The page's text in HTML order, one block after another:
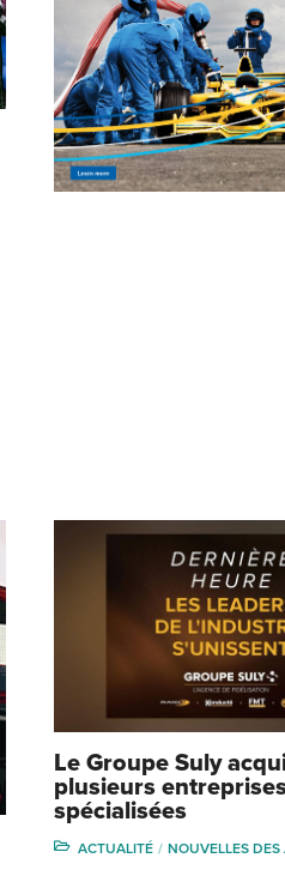
Le Groupe Suly
plusieurs
spécialisées
ACTUALITÉ NOUVELLES DES